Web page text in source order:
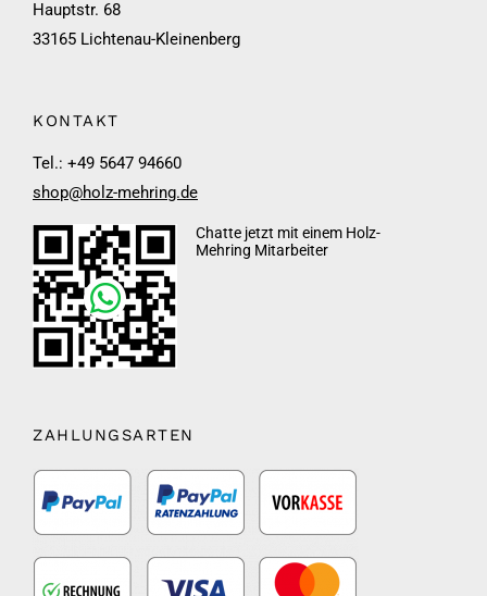
Hauptstr. 68
33165 Lichtenau-Kleinenberg
KONTAKT
Tel.: +49 5647 94660
shop@holz-mehring.de
Chatte jetzt mit einem Holz-
Mehring Mitarbeiter
ZAHLUNGSARTEN